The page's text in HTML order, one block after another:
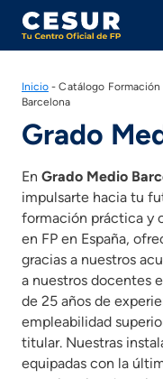
Skip
content
Inicio-Catálogo Formación
Barcelona
Grado
En Grado Medio
impulsarte hacia tu
formación práctica y
en FP en España,
gracias a nuestros
a nuestros docentes
de 25 años de
empleabilidad
titular. Nuestras
equipadas con la